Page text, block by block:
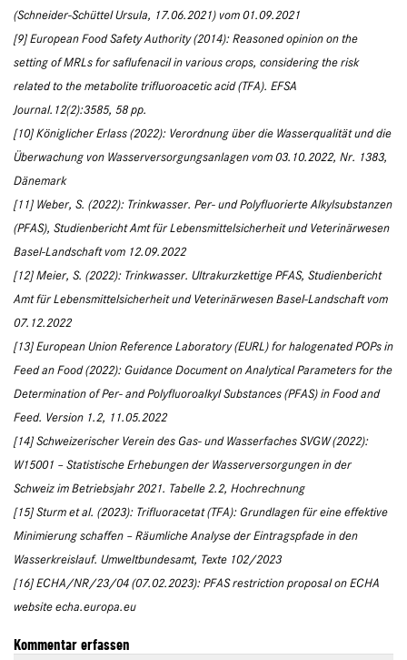
(Schneider-Schüttel Ursula, 17.06.2021) vom 01.09.2021
[9] European Food Safety Authority (2014): Reasoned opinion on the
setting of MRLs for saflufenacil in various crops, considering the risk
related to the metabolite trifluoroacetic acid (TFA). EFSA
Journal.12(2):3585, 58 pp.
[10] Königlicher Erlass (2022): Verordnung über die Wasserqualität und die
Überwachung von Wasserversorgungsanlagen vom 03.10.2022, Nr. 1383,
Dänemark
[11] Weber, S. (2022): Trinkwasser. Per- und Polyfluorierte Alkylsubstanzen
(PFAS), Studienbericht Amt für Lebensmittelsicherheit und Veterinärwesen
Basel-Landschaft vom 12.09.2022
[12] Meier, S. (2022): Trinkwasser. Ultrakurzkettige PFAS, Studienbericht
Amt für Lebensmittelsicherheit und Veterinärwesen Basel-Landschaft vom
07.12.2022
[13] European Union Reference Laboratory (EURL) for halogenated POPs in
Feed an Food (2022): Guidance Document on Analytical Parameters for the
Determination of Per- and Polyfluoroalkyl Substances (PFAS) in Food and
Feed. Version 1.2, 11.05.2022
[14] Schweizerischer Verein des Gas- und Wasserfaches SVGW (2022):
W15001 – Statistische Erhebungen der Wasserversorgungen in der
Schweiz im Betriebsjahr 2021. Tabelle 2.2, Hochrechnung
[15] Sturm et al. (2023): Trifluoracetat (TFA): Grundlagen für eine effektive
Minimierung schaffen – Räumliche Analyse der Eintragspfade in den
Wasserkreislauf. Umweltbundesamt, Texte 102/2023
[16] ECHA/NR/23/04 (07.02.2023): PFAS restriction proposal on ECHA
website echa.europa.eu
Kommentar erfassen